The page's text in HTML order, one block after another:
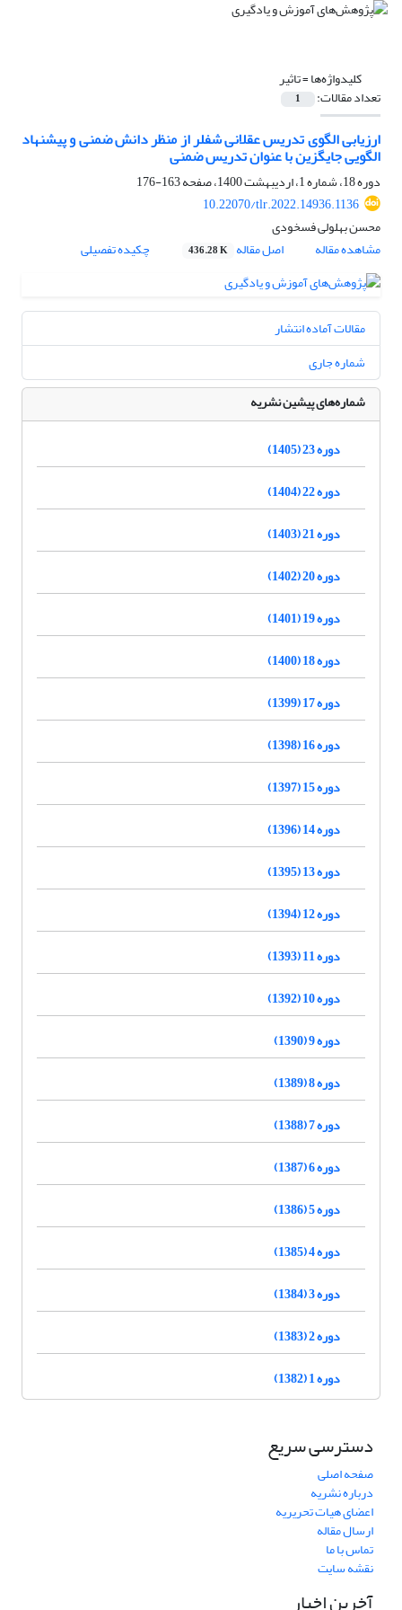
کلیدواژه‌ها =تاثیر
تعداد مقالات: 1
ارزیابی الگوی تدریس عقلانی شفلر از منظر دانش ضمنی و پیشنهاد
الگویی جایگزین با عنوان تدریس ضمنی
دوره 18، شماره 1، اردیبهشت 1400، صفحه
163-176
10.22070/tlr.2022.14936.1136
محسن بهلولی فسخودی
مشاهده مقاله
اصل مقاله 436.28 K چکیده تفصیلی
مقالات آماده انتشار
شماره جاری
شماره‌های پیشین نشریه
دوره 23 (1405)
دوره 22 (1404)
دوره 21 (1403)
دوره 20 (1402)
دوره 19 (1401)
دوره 18 (1400)
دوره 17 (1399)
دوره 16 (1398)
دوره 15 (1397)
دوره 14 (1396)
دوره 13 (1395)
دوره 12 (1394)
دوره 11 (1393)
دوره 10 (1392)
دوره 9 (1390)
دوره 8 (1389)
دوره 7 (1388)
دوره 6 (1387)
دوره 5 (1386)
دوره 4 (1385)
دوره 3 (1384)
دوره 2 (1383)
دوره 1 (1382)
دسترسی سریع
صفحه اصلی
درباره نشریه
اعضای هیات تحریریه
ارسال مقاله
تماس با ما
نقشه سایت
آخرین اخبار